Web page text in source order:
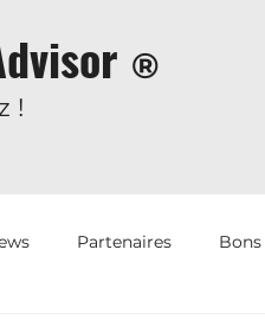
®
!
Partenaires